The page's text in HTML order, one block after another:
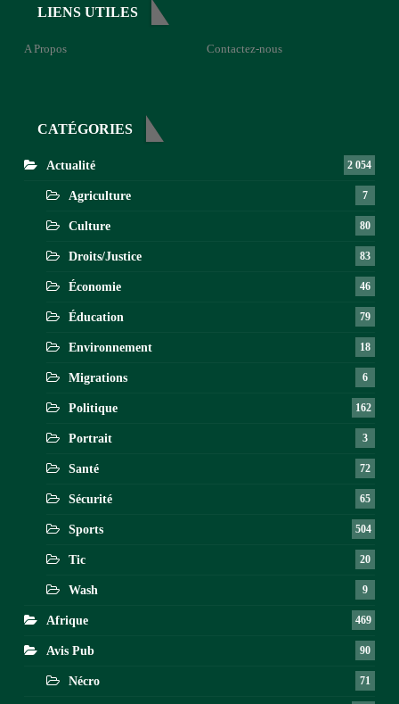
LIENS UTILES
A Propos Contactez-nous
CATÉGORIES
Actualité 2 054
Agriculture 7
Culture 80
Droits/Justice 83
Économie 46
Éducation 79
Environnement 18
Migrations 6
Politique 162
Portrait 3
Santé 72
Sécurité 65
Sports 504
Tic 20
Wash 9
Afrique 469
Avis Pub 90
Nécro 71